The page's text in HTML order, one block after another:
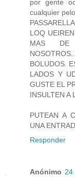
por gente
cualquier
LOQ
MAS DE
BOLUDOS.
LADOS Y
GUSTE EL
INSULTEN A
PUTEAN A
UNA
Responder
Anónimo 24